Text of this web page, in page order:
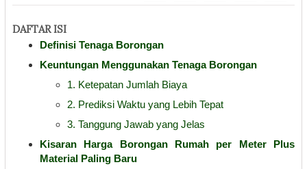
DAFTAR ISI
Definisi Tenaga Borongan
Keuntungan Menggunakan Tenaga Borongan
1. Ketepatan Jumlah Biaya
2. Prediksi Waktu yang Lebih Tepat
3. Tanggung Jawab yang Jelas
Kisaran Harga Borongan Rumah per Meter Plus
Material Paling Baru